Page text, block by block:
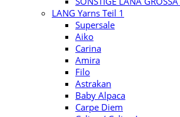
LANG Yarns Teil 1
Supersale
Aiko
Carina
Amira
Filo
Astrakan
Baby Alpaca
Carpe Diem